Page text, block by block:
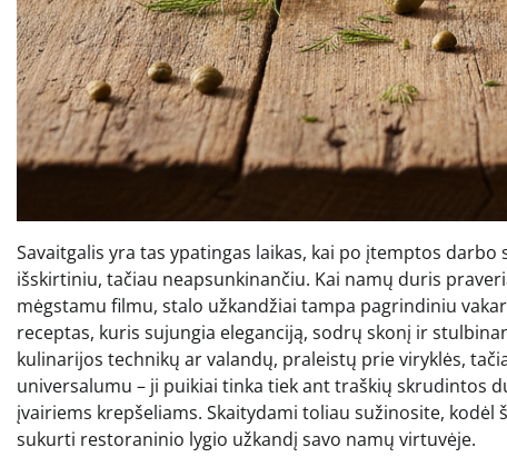
Savaitgalis yra tas ypatingas laikas, kai po įtemptos
išskirtiniu, tačiau neapsunkinančiu. Kai namų duris
mėgstamu filmu, stalo užkandžiai tampa pagrindiniu
receptas, kuris sujungia eleganciją, sodrų skonį ir
kulinarijos technikų ar valandų, praleistų prie viryklės,
universalumu – ji puikiai tinka tiek ant traškių skrudintos
įvairiems krepšeliams. Skaitydami toliau sužinosite,
sukurti restoraninio lygio užkandį savo namų virtuvėje.